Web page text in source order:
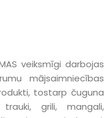
veiksmīgi darbojas
mājsaimniecības
tostarp čuguna
grili, mangali,